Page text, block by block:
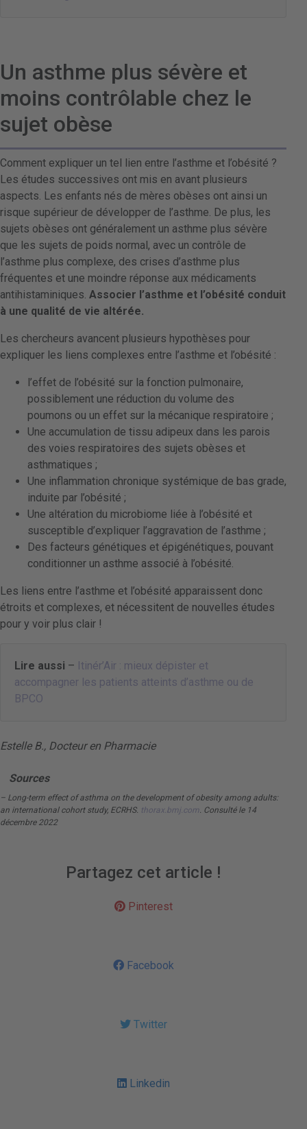
Un asthme plus sévère et
moins contrôlable chez le
sujet obèse
Comment expliquer un tel lien entre l’asthme et l’obésité ?
Les études successives ont mis en avant plusieurs
aspects. Les enfants nés de mères obèses ont ainsi un
risque supérieur de développer de l’asthme. De plus, les
sujets obèses ont généralement un asthme plus sévère
que les sujets de poids normal, avec un contrôle de
l’asthme plus complexe, des crises d’asthme plus
fréquentes et une moindre réponse aux médicaments
antihistaminiques. Associer l’asthme et l’obésité conduit
à une qualité de vie altérée.
Les chercheurs avancent plusieurs hypothèses pour
expliquer les liens complexes entre l’asthme et l’obésité :
l’effet de l’obésité sur la fonction pulmonaire,
possiblement une réduction du volume des
poumons ou un effet sur la mécanique respiratoire ;
Une accumulation de tissu adipeux dans les parois
des voies respiratoires des sujets obèses et
asthmatiques ;
Une inflammation chronique systémique de bas grade,
induite par l’obésité ;
Une altération du microbiome liée à l’obésité et
susceptible d’expliquer l’aggravation de l’asthme ;
Des facteurs génétiques et épigénétiques, pouvant
conditionner un asthme associé à l’obésité.
Les liens entre l’asthme et l’obésité apparaissent donc
étroits et complexes, et nécessitent de nouvelles études
pour y voir plus clair !
Lire aussi – Itinér’Air : mieux dépister et
accompagner les patients atteints d’asthme ou de
BPCO
Estelle B., Docteur en Pharmacie
Sources
– Long-term effect of asthma on the development of obesity among adults:
an international cohort study, ECRHS. thorax.bmj.com. Consulté le 14
décembre 2022
Partagez cet article !
Pinterest
Facebook
Twitter
Linkedin